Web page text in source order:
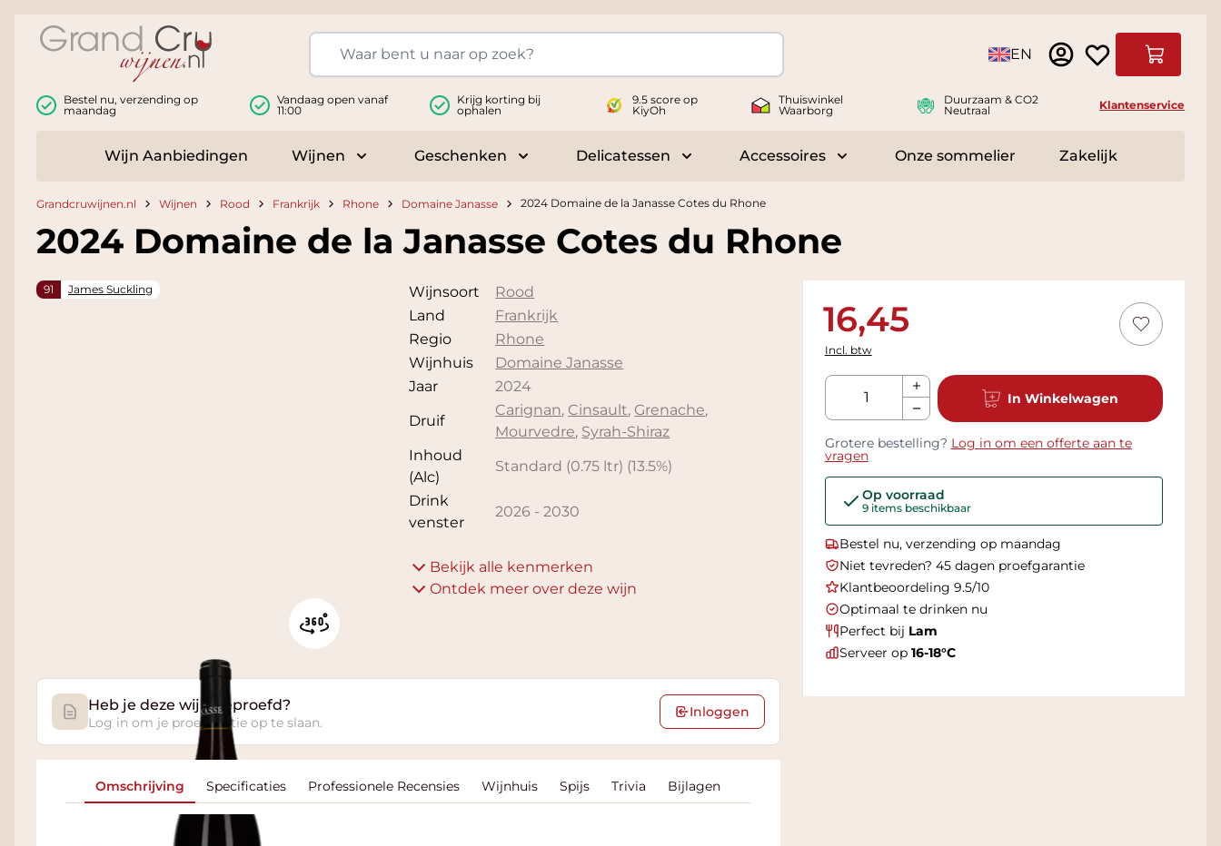
Taal EN
Bestel nu, verzending op
maandag
Vandaag open vanaf
11:00
Krijg korting bij
ophalen
9.5 score op
KiyOh
Thuiswinkel
Waarborg
Duurzaam & CO2
Neutraal
Klantenservice
Wijn Aanbiedingen Wijnen
Toggle submenu for Wijnen
Geschenken
Toggle submenu for Geschenken
Delicatessen
Toggle submenu for Delicatessen
Accessoires
Toggle submenu for Accessoires
Onze sommelier Zakelijk
Grandcruwijnen.nl Wijnen Rood Frankrijk Rhone Domaine Janasse 2024 Domaine de la Janasse Cotes du Rhone
2024 Domaine de la Janasse Cotes du Rhone
91 James Suckling Wijnsoort
Rood
Land
Frankrijk
Regio
Rhone
Wijnhuis
Domaine Janasse
Jaar
2024
Druif
Carignan, Cinsault, Grenache,
Mourvedre, Syrah-Shiraz
Inhoud
(Alc)
Standard (0.75 ltr) (13.5%)
Drink
venster
2026 -2030
Bekijk alle kenmerken
Ontdek meer over deze wijn
16,45
Incl. btw
Aantal
In Winkelwagen
Grotere bestelling? Log in om een offerte aan te
vragen
Op voorraad
9 items beschikbaar
Bestel nu, verzending op maandag
Niet tevreden? 45 dagen proefgarantie
Klantbeoordeling 9.5/10
Optimaal te drinken nu
Perfect bij Lam
Serveer op 16-18°C
Heb je deze wijn geproefd?
Log in om je proefnotitie op te slaan.
Inloggen
Omschrijving Specificaties Professionele Recensies Wijnhuis Spijs Trivia Bijlagen